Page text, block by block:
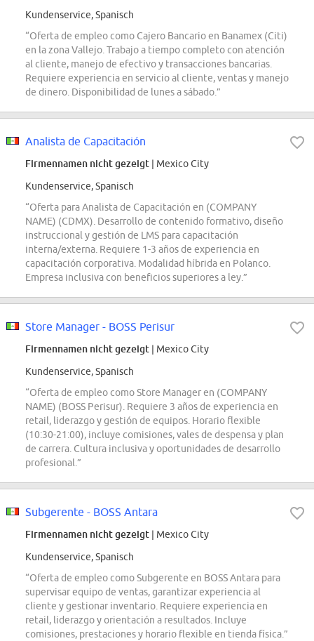
Kundenservice, Spanisch
“Oferta de empleo como Cajero Bancario en Banamex (Citi)
en la zona Vallejo. Trabajo a tiempo completo con atención
al cliente, manejo de efectivo y transacciones bancarias.
Requiere experiencia en servicio al cliente, ventas y manejo
de dinero. Disponibilidad de lunes a sábado.”
Analista de Capacitación
Firmennamen nicht gezeigt | Mexico City
Kundenservice, Spanisch
“Oferta para Analista de Capacitación en (COMPANY
NAME) (CDMX). Desarrollo de contenido formativo, diseño
instruccional y gestión de LMS para capacitación
interna/externa. Requiere 1-3 años de experiencia en
capacitación corporativa. Modalidad híbrida en Polanco.
Empresa inclusiva con beneficios superiores a ley.”
Store Manager - BOSS Perisur
Firmennamen nicht gezeigt | Mexico City
Kundenservice, Spanisch
“Oferta de empleo como Store Manager en (COMPANY
NAME) (BOSS Perisur). Requiere 3 años de experiencia en
retail, liderazgo y gestión de equipos. Horario flexible
(10:30-21:00), incluye comisiones, vales de despensa y plan
de carrera. Cultura inclusiva y oportunidades de desarrollo
profesional.”
Subgerente - BOSS Antara
Firmennamen nicht gezeigt | Mexico City
Kundenservice, Spanisch
“Oferta de empleo como Subgerente en BOSS Antara para
supervisar equipo de ventas, garantizar experiencia al
cliente y gestionar inventario. Requiere experiencia en
retail, liderazgo y orientación a resultados. Incluye
comisiones, prestaciones y horario flexible en tienda física.”